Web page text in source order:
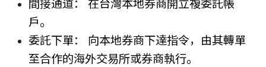
間接通道： 在台灣本地券商開立複委託帳
戶。
委託下單： 向本地券商下達指令，由其轉單
至合作的海外交易所或券商執行。